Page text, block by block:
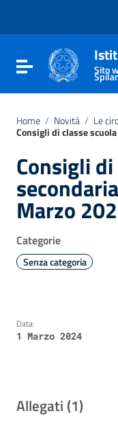
Vai al footer
Attiva / disattiva la
Sito
Home / Novità / Le
Consigli di classe
Consigli
Marzo
Categorie
Senza categoria
Data:
1 Marzo 2024
Allegati (1)